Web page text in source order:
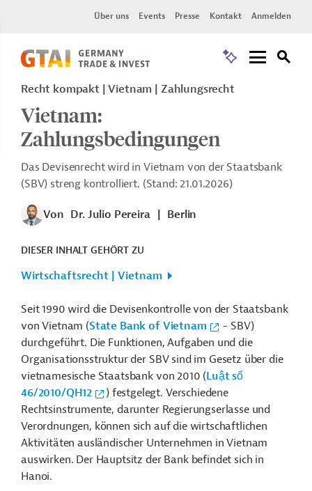
Über uns Events Presse Kontakt Anmelden
Recht kompakt | Vietnam | Zahlungsrecht
Vietnam:
Zahlungsbedingungen
Das Devisenrecht wird in Vietnam von der Staatsbank
(SBV) streng kontrolliert. (Stand: 21.01.2026)
Von Dr. Julio Pereira Berlin
DIESER INHALT GEHÖRT ZU
Wirtschaftsrecht | Vietnam
Seit 1990 wird die Devisenkontrolle von der Staatsbank
von Vietnam (State Bank of Vietnam
- SBV)
durchgeführt. Die Funktionen, Aufgaben und die
Organisationsstruktur der SBV sind im Gesetz über die
vietnamesische Staatsbank von 2010 (Luật số
46/2010/QH12
) festgelegt. Verschiedene
Rechtsinstrumente, darunter Regierungserlasse und
Verordnungen, können sich auf die wirtschaftlichen
Aktivitäten ausländischer Unternehmen in Vietnam
auswirken. Der Hauptsitz der Bank befindet sich in
Hanoi.